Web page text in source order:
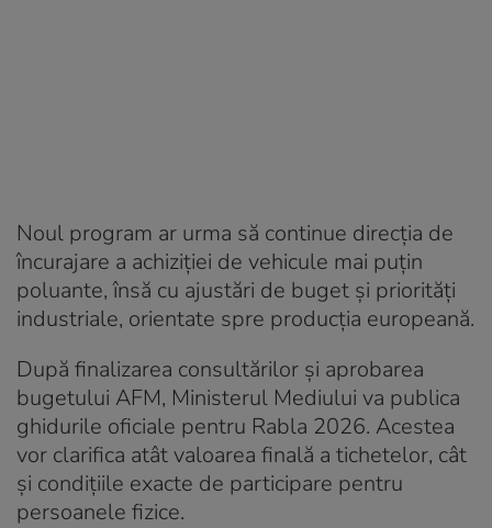
Noul program ar urma să continue direcția de
încurajare a achiziției de vehicule mai puțin
poluante, însă cu ajustări de buget și priorități
industriale, orientate spre producția europeană.
După finalizarea consultărilor și aprobarea
bugetului AFM, Ministerul Mediului va publica
ghidurile oficiale pentru Rabla 2026. Acestea
vor clarifica atât valoarea finală a tichetelor, cât
și condițiile exacte de participare pentru
persoanele fizice.